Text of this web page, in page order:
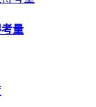
量